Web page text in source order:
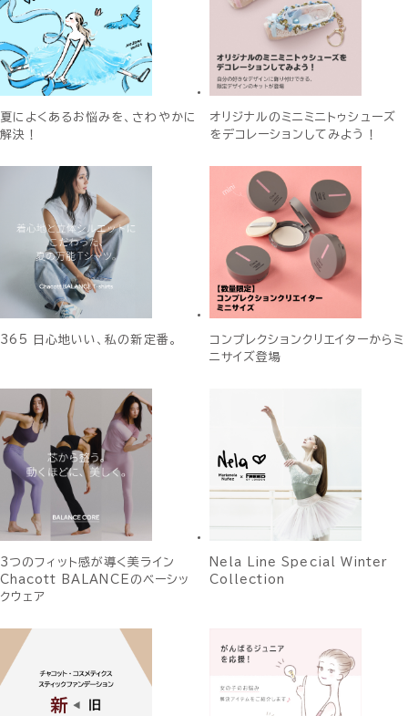
夏によくあるお悩みを、さわやかに
解決！
オリジナルのミニミニトゥシューズ
をデコレーションしてみよう！
365 日心地いい、私の新定番。
コンプレクションクリエイターからミ
ニサイズ登場
3つのフィット感が導く美ライン
Chacott BALANCEのベーシッ
クウェア
Nela Line Special Winter
Collection